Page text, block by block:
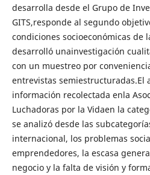
desarrolla desde el Grupo de
GITS,responde al segundo
condiciones socioeconómicas de
desarrolló unainvestigación
con un muestreo por
entrevistas semiestructuradas.El
información recolectada enla
Luchadoras por la Vidaen la
se analizó desde las
internacional, los problemas
emprendedores, la escasa
negocio y la falta de visión y